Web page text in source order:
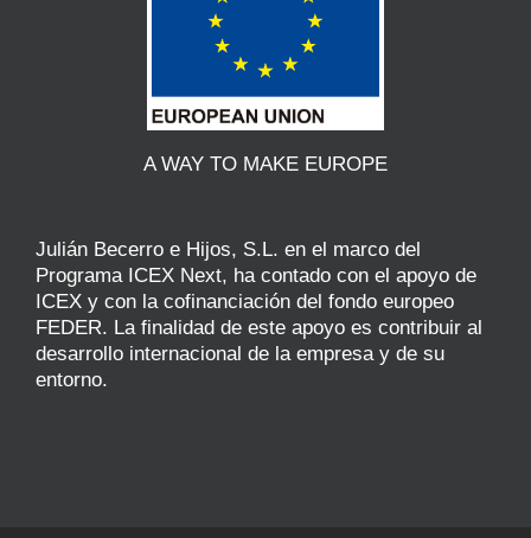
A WAY TO MAKE EUROPE
Julián Becerro e Hijos, S.L. en el marco del
Programa ICEX Next, ha contado con el apoyo de
ICEX y con la cofinanciación del fondo europeo
FEDER. La finalidad de este apoyo es contribuir al
desarrollo internacional de la empresa y de su
entorno.